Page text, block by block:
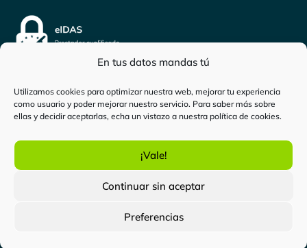
En tus datos mandas tú
Utilizamos cookies para optimizar nuestra web, mejorar tu experiencia
como usuario y poder mejorar nuestro servicio. Para saber más sobre
ellas y decidir aceptarlas, echa un vistazo a nuestra política de cookies.
¡Vale!
Continuar sin aceptar
Preferencias
Inicio-Persona física-¿Cómo obtener mi título
certificadoelectronico.eses una marca de
Todos los derechos reservados. Copyright © 2024.